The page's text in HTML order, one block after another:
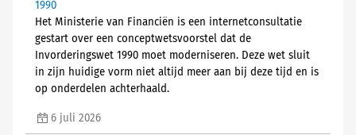
1990
Het Ministerie van Financiën is een internetconsultatie
gestart over een conceptwetsvoorstel dat de
Invorderingswet 1990 moet moderniseren. Deze wet sluit
in zijn huidige vorm niet altijd meer aan bij deze tijd en is
op onderdelen achterhaald.
6 juli 2026